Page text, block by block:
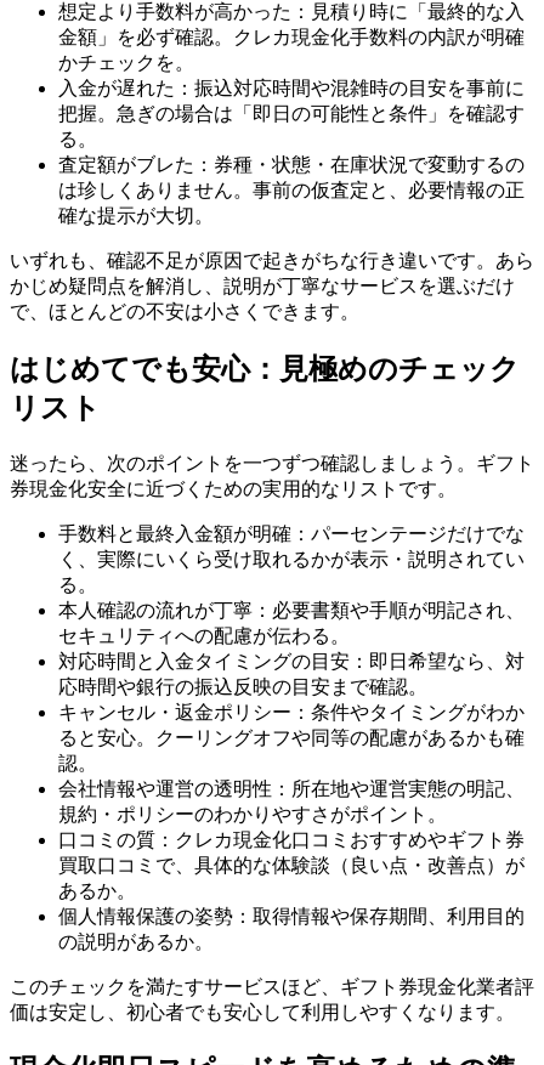
想定より手数料が高かった：見積り時に「最終的な入
金額」を必ず確認。クレカ現金化手数料の内訳が明確
かチェックを。
入金が遅れた：振込対応時間や混雑時の目安を事前に
把握。急ぎの場合は「即日の可能性と条件」を確認す
る。
査定額がブレた：券種・状態・在庫状況で変動するの
は珍しくありません。事前の仮査定と、必要情報の正
確な提示が大切。
いずれも、確認不足が原因で起きがちな行き違いです。あら
かじめ疑問点を解消し、説明が丁寧なサービスを選ぶだけ
で、ほとんどの不安は小さくできます。
はじめてでも安心：見極めのチェック
リスト
迷ったら、次のポイントを一つずつ確認しましょう。ギフト
券現金化安全に近づくための実用的なリストです。
手数料と最終入金額が明確：パーセンテージだけでな
く、実際にいくら受け取れるかが表示・説明されてい
る。
本人確認の流れが丁寧：必要書類や手順が明記され、
セキュリティへの配慮が伝わる。
対応時間と入金タイミングの目安：即日希望なら、対
応時間や銀行の振込反映の目安まで確認。
キャンセル・返金ポリシー：条件やタイミングがわか
ると安心。クーリングオフや同等の配慮があるかも確
認。
会社情報や運営の透明性：所在地や運営実態の明記、
規約・ポリシーのわかりやすさがポイント。
口コミの質：クレカ現金化口コミおすすめやギフト券
買取口コミで、具体的な体験談（良い点・改善点）が
あるか。
個人情報保護の姿勢：取得情報や保存期間、利用目的
の説明があるか。
このチェックを満たすサービスほど、ギフト券現金化業者評
価は安定し、初心者でも安心して利用しやすくなります。